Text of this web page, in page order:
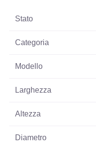
Stato
Categoria
Modello
Larghezza
Altezza
Diametro